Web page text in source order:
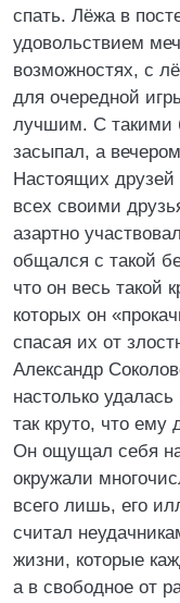
спать. Лёжа в
удовольствием
возможностях, с
для очередной
лучшим. С такими
засыпал, а
Настоящих
всех своими
азартно
общался с такой
что он весь такой
которых он
спасая их от
Александр
настолько
так круто, что
Он ощущал себя
окружали
всего лишь, его
считал
жизни, которые
а в свободное от